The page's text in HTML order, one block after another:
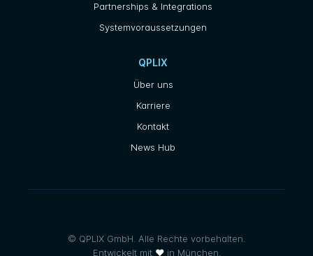
Partnerships & Integrations
Systemvoraussetzungen
QPLIX
Über uns
Karriere
Kontakt
News Hub
© QPLIX GmbH. Alle Rechte vorbehalten.
Entwickelt mit ❤in München.